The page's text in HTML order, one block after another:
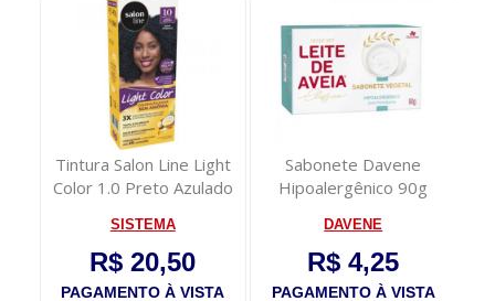
Tintura Salon Line Light
Color 1.0 Preto Azulado
SISTEMA
R$ 20,50
PAGAMENTO À VISTA
Sabonete Davene
Hipoalergênico 90g
DAVENE
R$ 4,25
PAGAMENTO À VISTA